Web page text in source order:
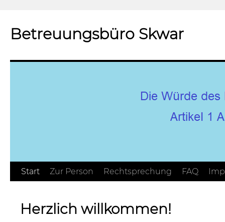
Betreuungsbüro Skwar
Zum
springen
Start Zur Person Rechtsprechung FAQ
Herzlich willkommen!